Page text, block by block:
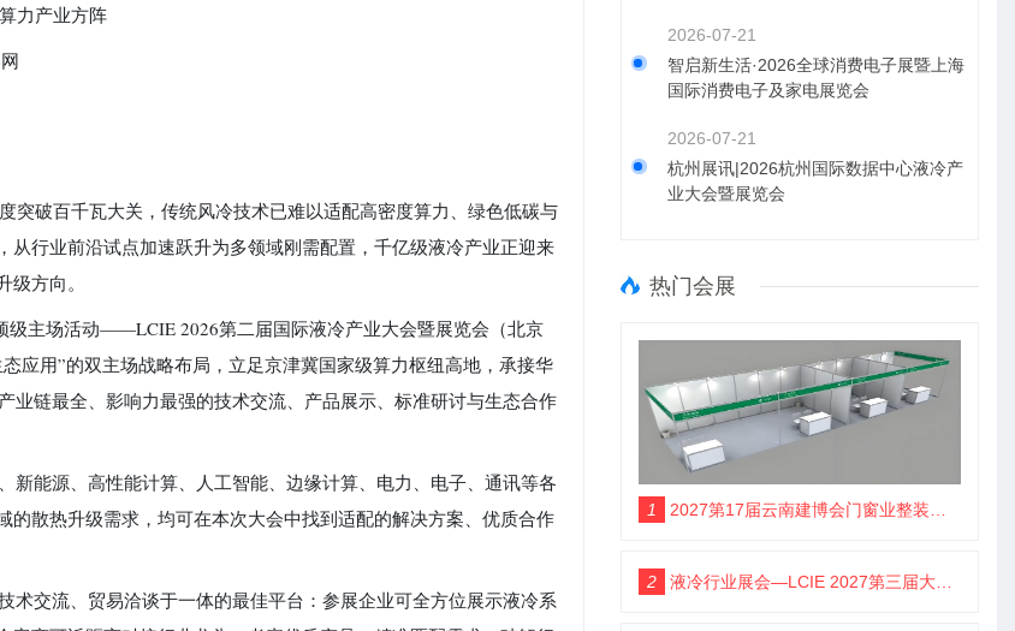
力产业方阵
破百千瓦大关，传统风冷技术已难以适配高密度算力、绿色低碳与
行业前沿试点加速跃升为多领域刚需配置，千亿级液冷产业正迎来
方向。
级主场活动——LCIE 2026第二届国际液冷产业大会暨展览会（北京
应用”的双主场战略布局，立足京津冀国家级算力枢纽高地，承接华
链最全、影响力最强的技术交流、产品展示、标准研讨与生态合作
能源、高性能计算、人工智能、边缘计算、电力、电子、通讯等各
散热升级需求，均可在本次大会中找到适配的解决方案、优质合作
交流、贸易洽谈于一体的最佳平台：参展企业可全方位展示液冷系
2026-07-21
智启新生活·2026全球消费电子展暨上海
国际消费电子及家电展览会
2026-07-21
杭州展讯|2026杭州国际数据中心液冷产
业大会暨展览会
热门会展
1 2027第17届云南建博会门窗业整装定制智能家居卫浴建材展会
2 液冷行业展会—LCIE 2027第三届大湾区国际液冷产业大会暨展览会（深圳）